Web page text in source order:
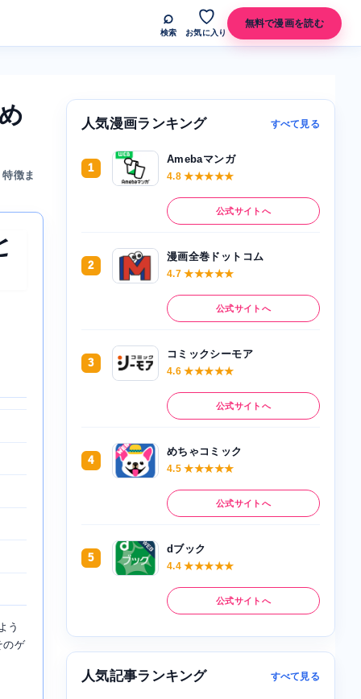
⌕
検索
♡
お気に入り
無料で漫画を読む
徴ま
う
のゲ
人気漫画ランキング すべて見る
1
Amebaマンガ
4.8 ★★★★★
公式サイトへ
2
漫画全巻ドットコム
4.7 ★★★★★
公式サイトへ
3
コミックシーモア
4.6 ★★★★★
公式サイトへ
4
めちゃコミック
4.5 ★★★★★
公式サイトへ
5
dブック
4.4 ★★★★★
公式サイトへ
人気記事ランキング すべて見る